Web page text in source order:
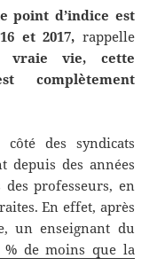
point d’indice est
et 2017, rappelle
vraie vie, cette
complètement
côté des syndicats
depuis des années
professeurs, en
En effet, après
un enseignant du
% de moins que la